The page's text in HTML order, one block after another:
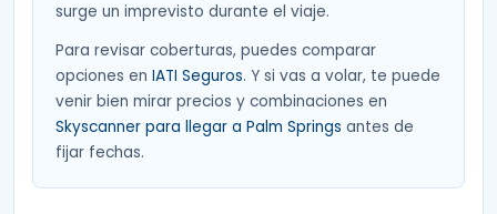
surge un imprevisto durante el viaje.
Para revisar coberturas, puedes comparar
opciones en IATI Seguros. Y si vas a volar, te puede
venir bien mirar precios y combinaciones en
Skyscanner para llegar a Palm Springs antes de
fijar fechas.